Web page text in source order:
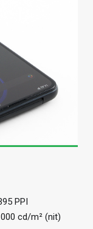
PPI
cd/m² (nit)